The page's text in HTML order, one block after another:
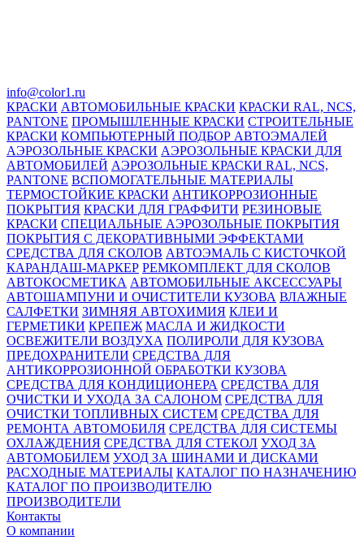
info@color1.ru
КРАСКИ АВТОМОБИЛЬНЫЕ КРАСКИ КРАСКИ RAL, NCS,
PANTONE ПРОМЫШЛЕННЫЕ КРАСКИ СТРОИТЕЛЬНЫЕ
КРАСКИ КОМПЬЮТЕРНЫЙ ПОДБОР АВТОЭМАЛЕЙ
АЭРОЗОЛЬНЫЕ КРАСКИ АЭРОЗОЛЬНЫЕ КРАСКИ ДЛЯ
АВТОМОБИЛЕЙ АЭРОЗОЛЬНЫЕ КРАСКИ RAL, NCS,
PANTONE ВСПОМОГАТЕЛЬНЫЕ МАТЕРИАЛЫ
ТЕРМОСТОЙКИЕ КРАСКИ АНТИКОРРОЗИОННЫЕ
ПОКРЫТИЯ КРАСКИ ДЛЯ ГРАФФИТИ РЕЗИНОВЫЕ
КРАСКИ СПЕЦИАЛЬНЫЕ АЭРОЗОЛЬНЫЕ ПОКРЫТИЯ
ПОКРЫТИЯ С ДЕКОРАТИВНЫМИ ЭФФЕКТАМИ
СРЕДСТВА ДЛЯ СКОЛОВ АВТОЭМАЛЬ С КИСТОЧКОЙ
КАРАНДАШ-МАРКЕР РЕМКОМПЛЕКТ ДЛЯ СКОЛОВ
АВТОКОСМЕТИКА АВТОМОБИЛЬНЫЕ АКСЕССУАРЫ
АВТОШАМПУНИ И ОЧИСТИТЕЛИ КУЗОВА ВЛАЖНЫЕ
САЛФЕТКИ ЗИМНЯЯ АВТОХИМИЯ КЛЕИ И
ГЕРМЕТИКИ КРЕПЕЖ МАСЛА И ЖИДКОСТИ
ОСВЕЖИТЕЛИ ВОЗДУХА ПОЛИРОЛИ ДЛЯ КУЗОВА
ПРЕДОХРАНИТЕЛИ СРЕДСТВА ДЛЯ
АНТИКОРРОЗИОННОЙ ОБРАБОТКИ КУЗОВА
СРЕДСТВА ДЛЯ КОНДИЦИОНЕРА СРЕДСТВА ДЛЯ
ОЧИСТКИ И УХОДА ЗА САЛОНОМ СРЕДСТВА ДЛЯ
ОЧИСТКИ ТОПЛИВНЫХ СИСТЕМ СРЕДСТВА ДЛЯ
РЕМОНТА АВТОМОБИЛЯ СРЕДСТВА ДЛЯ СИСТЕМЫ
ОХЛАЖДЕНИЯ СРЕДСТВА ДЛЯ СТЕКОЛ УХОД ЗА
АВТОМОБИЛЕМ УХОД ЗА ШИНАМИ И ДИСКАМИ
РАСХОДНЫЕ МАТЕРИАЛЫ КАТАЛОГ ПО НАЗНАЧЕНИЮ
КАТАЛОГ ПО ПРОИЗВОДИТЕЛЮ
ПРОИЗВОДИТЕЛИ
Контакты
О компании